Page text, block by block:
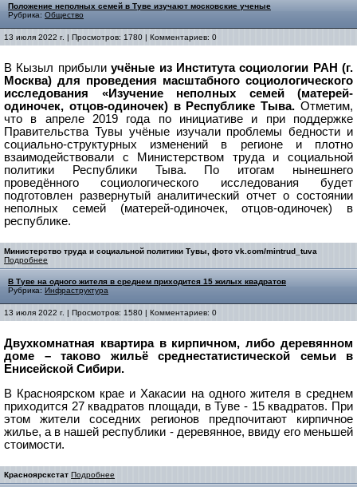
Положение неполных семей в Туве изучают московские ученые
Рубрика: Общество
13 июля 2022 г. | Просмотров: 1780 | Комментариев: 0
В Кызыл прибылиучёные из Института социологии РАН (г.
Москва) для проведения масштабного социологического
исследования «Изучение неполных семей (матерей-
одиночек, отцов-одиночек) в Республике Тыва. Отметим,
что в апреле 2019 года по инициативе и при поддержке
Правительства Тувы учёные изучали проблемы бедности и
социально-структурных изменений в регионе и плотно
взаимодействовали с Министерством труда и социальной
политики Республики Тыва. По итогам нынешнего
проведённого социологического исследования будет
подготовлен развернутый аналитический отчет о состоянии
неполных семей (матерей-одиночек, отцов-одиночек) в
республике.
Министерство труда и социальной политики Тувы, фото vk.com/mintrud_tuva
Подробнее
В Туве на одного жителя в среднем приходится 15 жилых квадратов
Рубрика: Инфраструктура
13 июля 2022 г. | Просмотров: 1580 | Комментариев: 0
Двухкомнатная квартира в кирпичном, либо деревянном
доме – таково жильё среднестатистической семьи в
Енисейской Сибири.
В Красноярском крае и Хакасии на одного жителя в среднем
приходится 27 квадратов площади, в Туве - 15 квадратов. При
этом жители соседних регионов предпочитают кирпичное
жилье, а в нашей республики - деревянное, ввиду его меньшей
стоимости.
Красноярскстат Подробнее